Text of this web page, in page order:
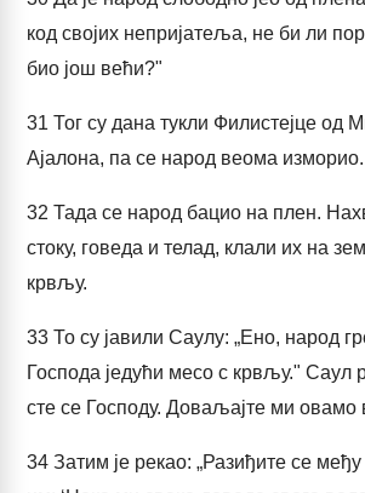
код својих непријатеља, не би ли
био још већи?"
31 Тог су дана тукли Филистејце од
Ајалона, па се народ веома изморио.
32 Тада се народ бацио на плен.
стоку, говеда и телад, клали их на
крвљу.
33 То су јавили Саулу: „Ено, народ
Господа једући месо с крвљу." Саул
сте се Господу. Доваљајте ми овамо
34 Затим је рекао: „Разиђите се